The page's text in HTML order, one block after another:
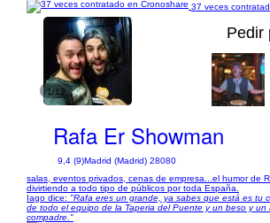
37 veces
1/12
Pedir
Rafa Er Showman
9,4 (9)Madrid (Madrid) 28080
salas, eventos privados, cenas de empresa...el humor de
divirtiendo a todo tipo de públicos por toda España.
Iago dice: "Rafa eres un grande, ya sabes que está es tu
de todo el equipo de la Taperia del Puente y un beso y un
compadre."